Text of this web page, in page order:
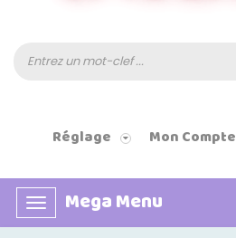
Réglage Mon Compte
Basculer
la
Mega Menu